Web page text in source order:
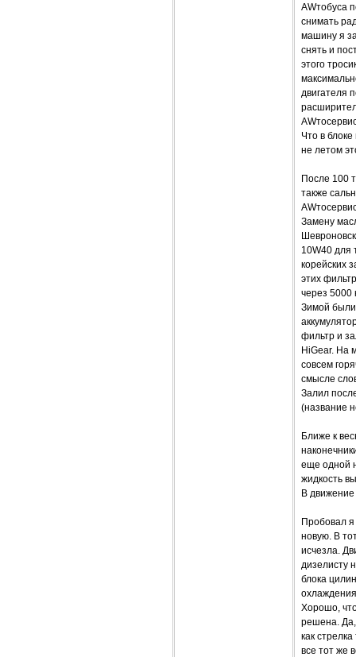
AWтобуса
снимать
машину я
снять и
этого
двигателя
Что в
не летом
После 100
также
Замену
10W40 для
корейских
этих
через 5000
Зимой были
фильтр и
HiGear. На
совсем
смысле
Залил
(название
Ближе к
еще одной
жидкость
В движение
Пробовал я
новую. В
исчезла.
дизелисту
блока
Хорошо,
решена. Да,
как
все тот же